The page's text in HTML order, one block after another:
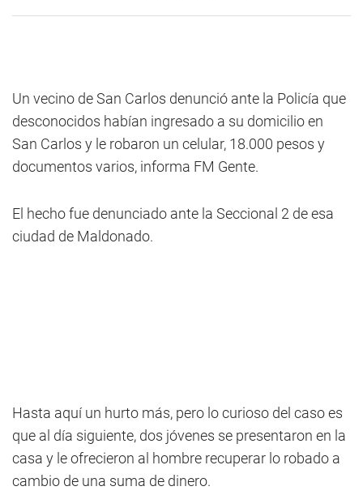
Un vecino de San Carlos denunció ante la Policía que
desconocidos habían ingresado a su domicilio en
San Carlos y le robaron un celular, 18.000 pesos y
documentos varios, informa FM Gente.
El hecho fue denunciado ante la Seccional 2 de esa
ciudad de Maldonado.
Hasta aquí un hurto más, pero lo curioso del caso es
que al día siguiente, dos jóvenes se presentaron en la
casa y le ofrecieron al hombre recuperar lo robado a
cambio de una suma de dinero.